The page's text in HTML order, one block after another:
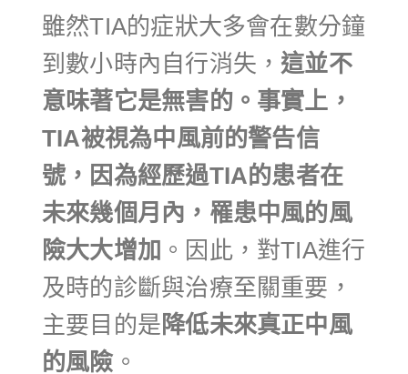
雖然TIA的症狀大多會在數分鐘
到數小時內自行消失， 這並不
意味著它是無害的。事實上，
TIA被視為中風前的警告信
號，因為經歷過TIA的患者在
未來幾個月內，罹患中風的風
險大大增加 。因此，對TIA進行
及時的診斷與治療至關重要，
主要目的是 降低未來真正中風
的風險 。